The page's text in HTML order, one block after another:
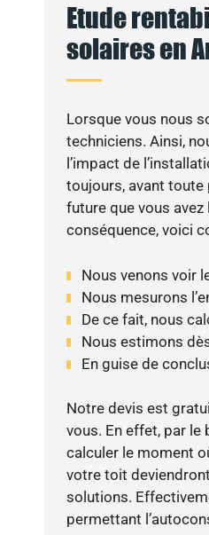
Etude
solaires en
Lorsque vous nous
techniciens. Ainsi,
l’impact de
toujours, avant toute
future que vous
conséquence, voici
Nous venons voir
Nous mesurons
De ce fait, nous
Nous estimons
En guise de
Notre devis est
vous. En effet, par le
calculer le moment
votre toit
solutions.
permettant